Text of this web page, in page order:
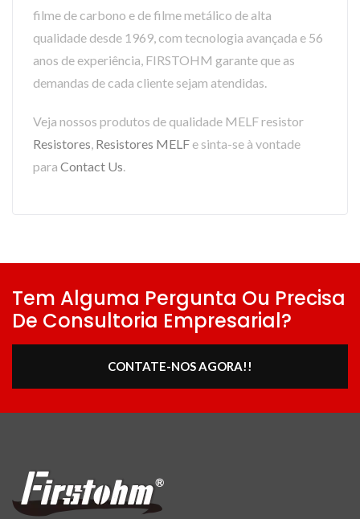
filme de carbono e de filme metálico de alta
qualidade desde 1969, com tecnologia avançada e 56
anos de experiência, FIRSTOHM garante que as
demandas de cada cliente sejam atendidas.
Veja nossos produtos de qualidade MELF resistor
Resistores, Resistores MELF e sinta-se à vontade
para Contact Us.
Tem Alguma Pergunta Ou Precisa
De Consultoria Empresarial?
CONTATE-NOS AGORA!!